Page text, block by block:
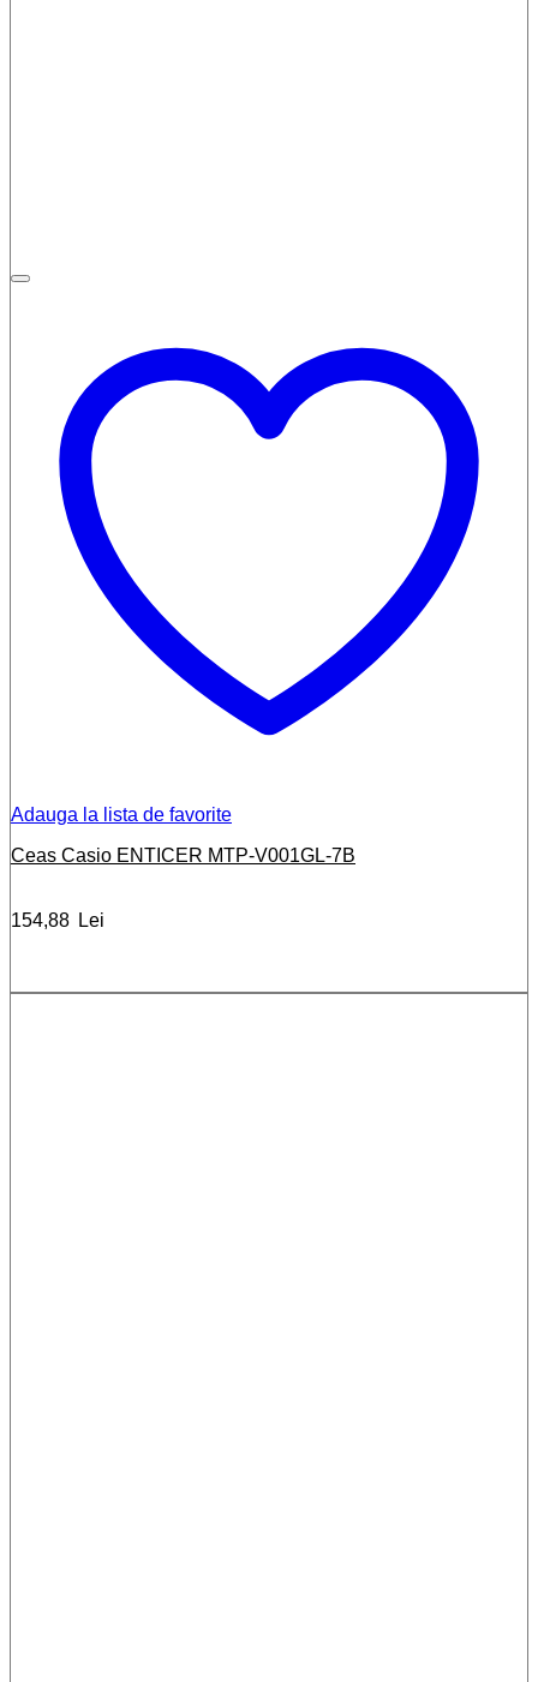
Adauga la lista de favorite
Ceas Casio ENTICER MTP-V001GL-7B
154,88 Lei